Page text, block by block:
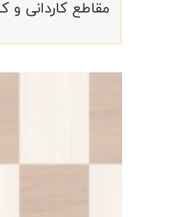
مقاطع کاردانی و